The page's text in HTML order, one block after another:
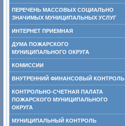
ПЕРЕЧЕНЬ МАССОВЫХ СОЦИАЛЬНО
ЗНАЧИМЫХ МУНИЦИПАЛЬНЫХ УСЛУГ
ИНТЕРНЕТ ПРИЕМНАЯ
ДУМА ПОЖАРСКОГО
МУНИЦИПАЛЬНОГО ОКРУГА
КОМИССИИ
ВНУТРЕННИЙ ФИНАНСОВЫЙ КОНТРОЛЬ
КОНТРОЛЬНО-СЧЕТНАЯ ПАЛАТА
ПОЖАРСКОГО МУНИЦИПАЛЬНОГО
ОКРУГА
МУНИЦИПАЛЬНЫЙ КОНТРОЛЬ